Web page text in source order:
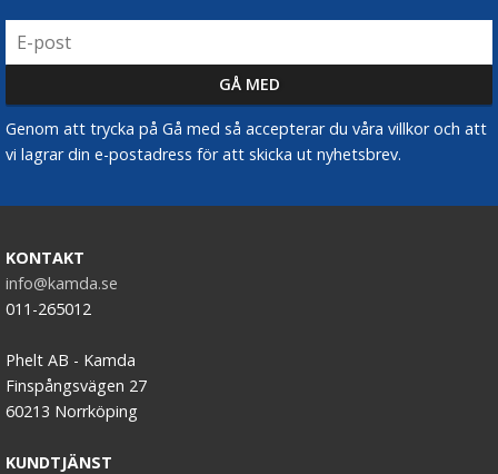
Genom att trycka på Gå med så accepterar du våra villkor och att
vi lagrar din e-postadress för att skicka ut nyhetsbrev.
KONTAKT
info@kamda.se
011-265012
Phelt AB - Kamda
Finspångsvägen 27
60213 Norrköping
KUNDTJÄNST